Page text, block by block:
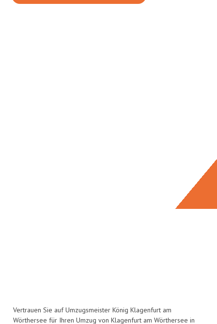
Vertrauen Sie auf Umzugsmeister König Klagenfurt am
Wörthersee für Ihren Umzug von Klagenfurt am Wörthersee in